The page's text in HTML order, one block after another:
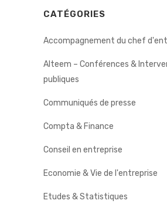
CATÉGORIES
Accompagnement du chef
Alteem – Conférences &
publiques
Communiqués de presse
Compta & Finance
Conseil en entreprise
Economie & Vie de l'entreprise
Etudes & Statistiques